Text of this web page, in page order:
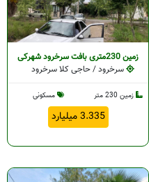
زمین 230متری بافت سرخرود شهرکی
سرخرود / حاجی کلا سرخرود
زمین 230 متر مسکونی
3.335 میلیارد